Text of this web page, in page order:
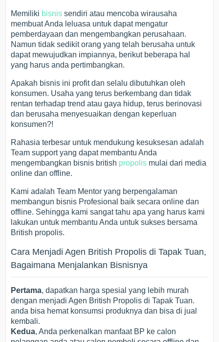
Memiliki bisnis sendiri atau mencoba wirausaha
membuat Anda leluasa untuk dapat mengatur
pemberdayaan dan mengembangkan perusahaan.
Namun tidak sedikit orang yang telah berusaha untuk
dapat mewujudkan impiannya, berikut beberapa hal
yang harus anda pertimbangkan.
Apakah bisnis ini profit dan selalu dibutuhkan oleh
konsumen. Usaha yang terus berkembang dan tidak
rentan terhadap trend atau gaya hidup, terus berinovasi
dan berusaha menyesuaikan dengan keperluan
konsumen?!
Rahasia terbesar untuk mendukung kesuksesan adalah
Team support yang dapat membantu Anda
mengembangkan bisnis british propolis mulai dari media
online dan offline.
Kami adalah Team Mentor yang berpengalaman
membangun bisnis Profesional baik secara online dan
offline. Sehingga kami sangat tahu apa yang harus kami
lakukan untuk membantu Anda untuk sukses bersama
British propolis.
Cara Menjadi Agen British Propolis di Tapak Tuan,
Bagaimana Menjalankan Bisnisnya
Pertama, dapatkan harga spesial yang lebih murah
dengan menjadi Agen British Propolis di Tapak Tuan.
anda bisa hemat konsumsi produknya dan bisa di jual
kembali.
Kedua, Anda perkenalkan manfaat BP ke calon